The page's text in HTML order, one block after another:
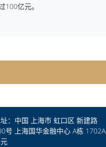
100亿元。
：中国 上海市 虹口区 新建路
号 上海国华金融中心 A栋 1702A